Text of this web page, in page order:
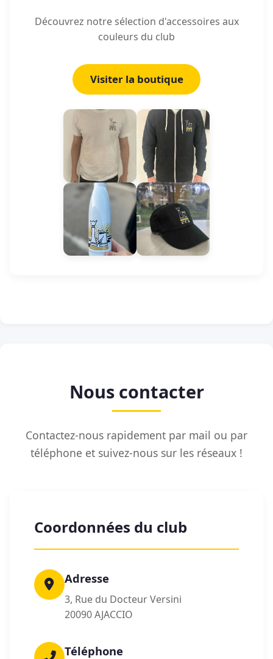
Découvrez notre sélection d'accessoires aux
couleurs du club
Visiter la boutique
Nous contacter
Contactez-nous rapidement par mail ou par
téléphone et suivez-nous sur les réseaux !
Coordonnées du club
Adresse
3, Rue du Docteur Versini
20090 AJACCIO
Téléphone